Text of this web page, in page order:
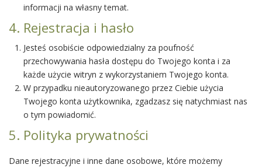
informacji na własny temat.
4. Rejestracja i hasło
Jesteś osobiście odpowiedzialny za poufność
przechowywania hasła dostępu do Twojego konta i za
każde użycie witryn z wykorzystaniem Twojego konta.
W przypadku nieautoryzowanego przez Ciebie użycia
Twojego konta użytkownika, zgadzasz się natychmiast nas
o tym powiadomić.
5. Polityka prywatności
Dane rejestracyjne i inne dane osobowe, które możemy